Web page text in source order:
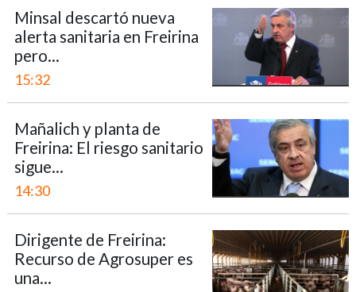
Minsal descartó nueva
alerta sanitaria en Freirina
pero...
15:32
Mañalich y planta de
Freirina: El riesgo sanitario
sigue...
14:30
Dirigente de Freirina:
Recurso de Agrosuper es
una...